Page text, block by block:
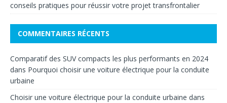
conseils pratiques pour réussir votre projet transfrontalier
COMMENTAIRES RÉCENTS
Comparatif des SUV compacts les plus performants en 2024
dans Pourquoi choisir une voiture électrique pour la conduite
urbaine
Choisir une voiture électrique pour la conduite urbaine dans